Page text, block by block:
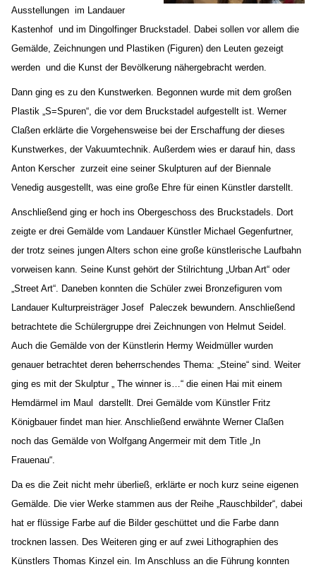
Ausstellungen im Landauer
Kastenhof und im Dingolfinger Bruckstadel. Dabei sollen vor allem die
Gemälde, Zeichnungen und Plastiken (Figuren) den Leuten gezeigt
werden und die Kunst der Bevölkerung nähergebracht werden.
Dann ging es zu den Kunstwerken. Begonnen wurde mit dem großen
Plastik „S=Spuren“, die vor dem Bruckstadel aufgestellt ist. Werner
Claßen erklärte die Vorgehensweise bei der Erschaffung der dieses
Kunstwerkes, der Vakuumtechnik. Außerdem wies er darauf hin, dass
Anton Kerscher zurzeit eine seiner Skulpturen auf der Biennale
Venedig ausgestellt, was eine große Ehre für einen Künstler darstellt.
Anschließend ging er hoch ins Obergeschoss des Bruckstadels. Dort
zeigte er drei Gemälde vom Landauer Künstler Michael Gegenfurtner,
der trotz seines jungen Alters schon eine große künstlerische Laufbahn
vorweisen kann. Seine Kunst gehört der Stilrichtung „Urban Art“ oder
„Street Art“. Daneben konnten die Schüler zwei Bronzefiguren vom
Landauer Kulturpreisträger Josef
Paleczek bewundern. Anschließend
betrachtete die Schülergruppe drei Zeichnungen von Helmut Seidel.
Auch die Gemälde von der Künstlerin Hermy Weidmüller wurden
genauer betrachtet deren beherrschendes Thema: „Steine“ sind. Weiter
ging es mit der Skulptur „ The winner is…“ die einen Hai mit einem
Hemdärmel im Maul
darstellt. Drei Gemälde vom Künstler Fritz
Königbauer findet man hier. Anschließend erwähnte Werner Claßen
noch das Gemälde von Wolfgang Angermeir mit dem Title „In
Frauenau“.
Da es die Zeit nicht mehr überließ, erklärte er noch kurz seine eigenen
Gemälde. Die vier Werke stammen aus der Reihe „Rauschbilder“, dabei
hat er flüssige Farbe auf die Bilder geschüttet und die Farbe dann
trocknen lassen. Des Weiteren ging er auf zwei Lithographien des
Künstlers Thomas Kinzel ein. Im Anschluss an die Führung konnten